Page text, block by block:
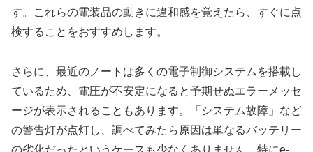
す。これらの電装品の動きに違和感を覚えたら、すぐに点
検することをおすすめします。
さらに、最近のノートは多くの電子制御システムを搭載し
ているため、電圧が不安定になると予期せぬエラーメッセ
ージが表示されることもあります。「システム故障」など
の警告灯が点灯し、調べてみたら原因は単なるバッテリー
の劣化だったというケースも少なくありません。特にe-